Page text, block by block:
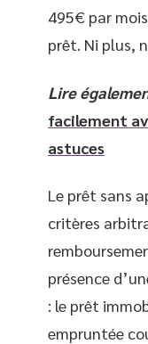
495€ par
prêt. Ni plus,
Lire
facilement
astuces
Le prêt sans
critères
présence
: le prêt
empruntée